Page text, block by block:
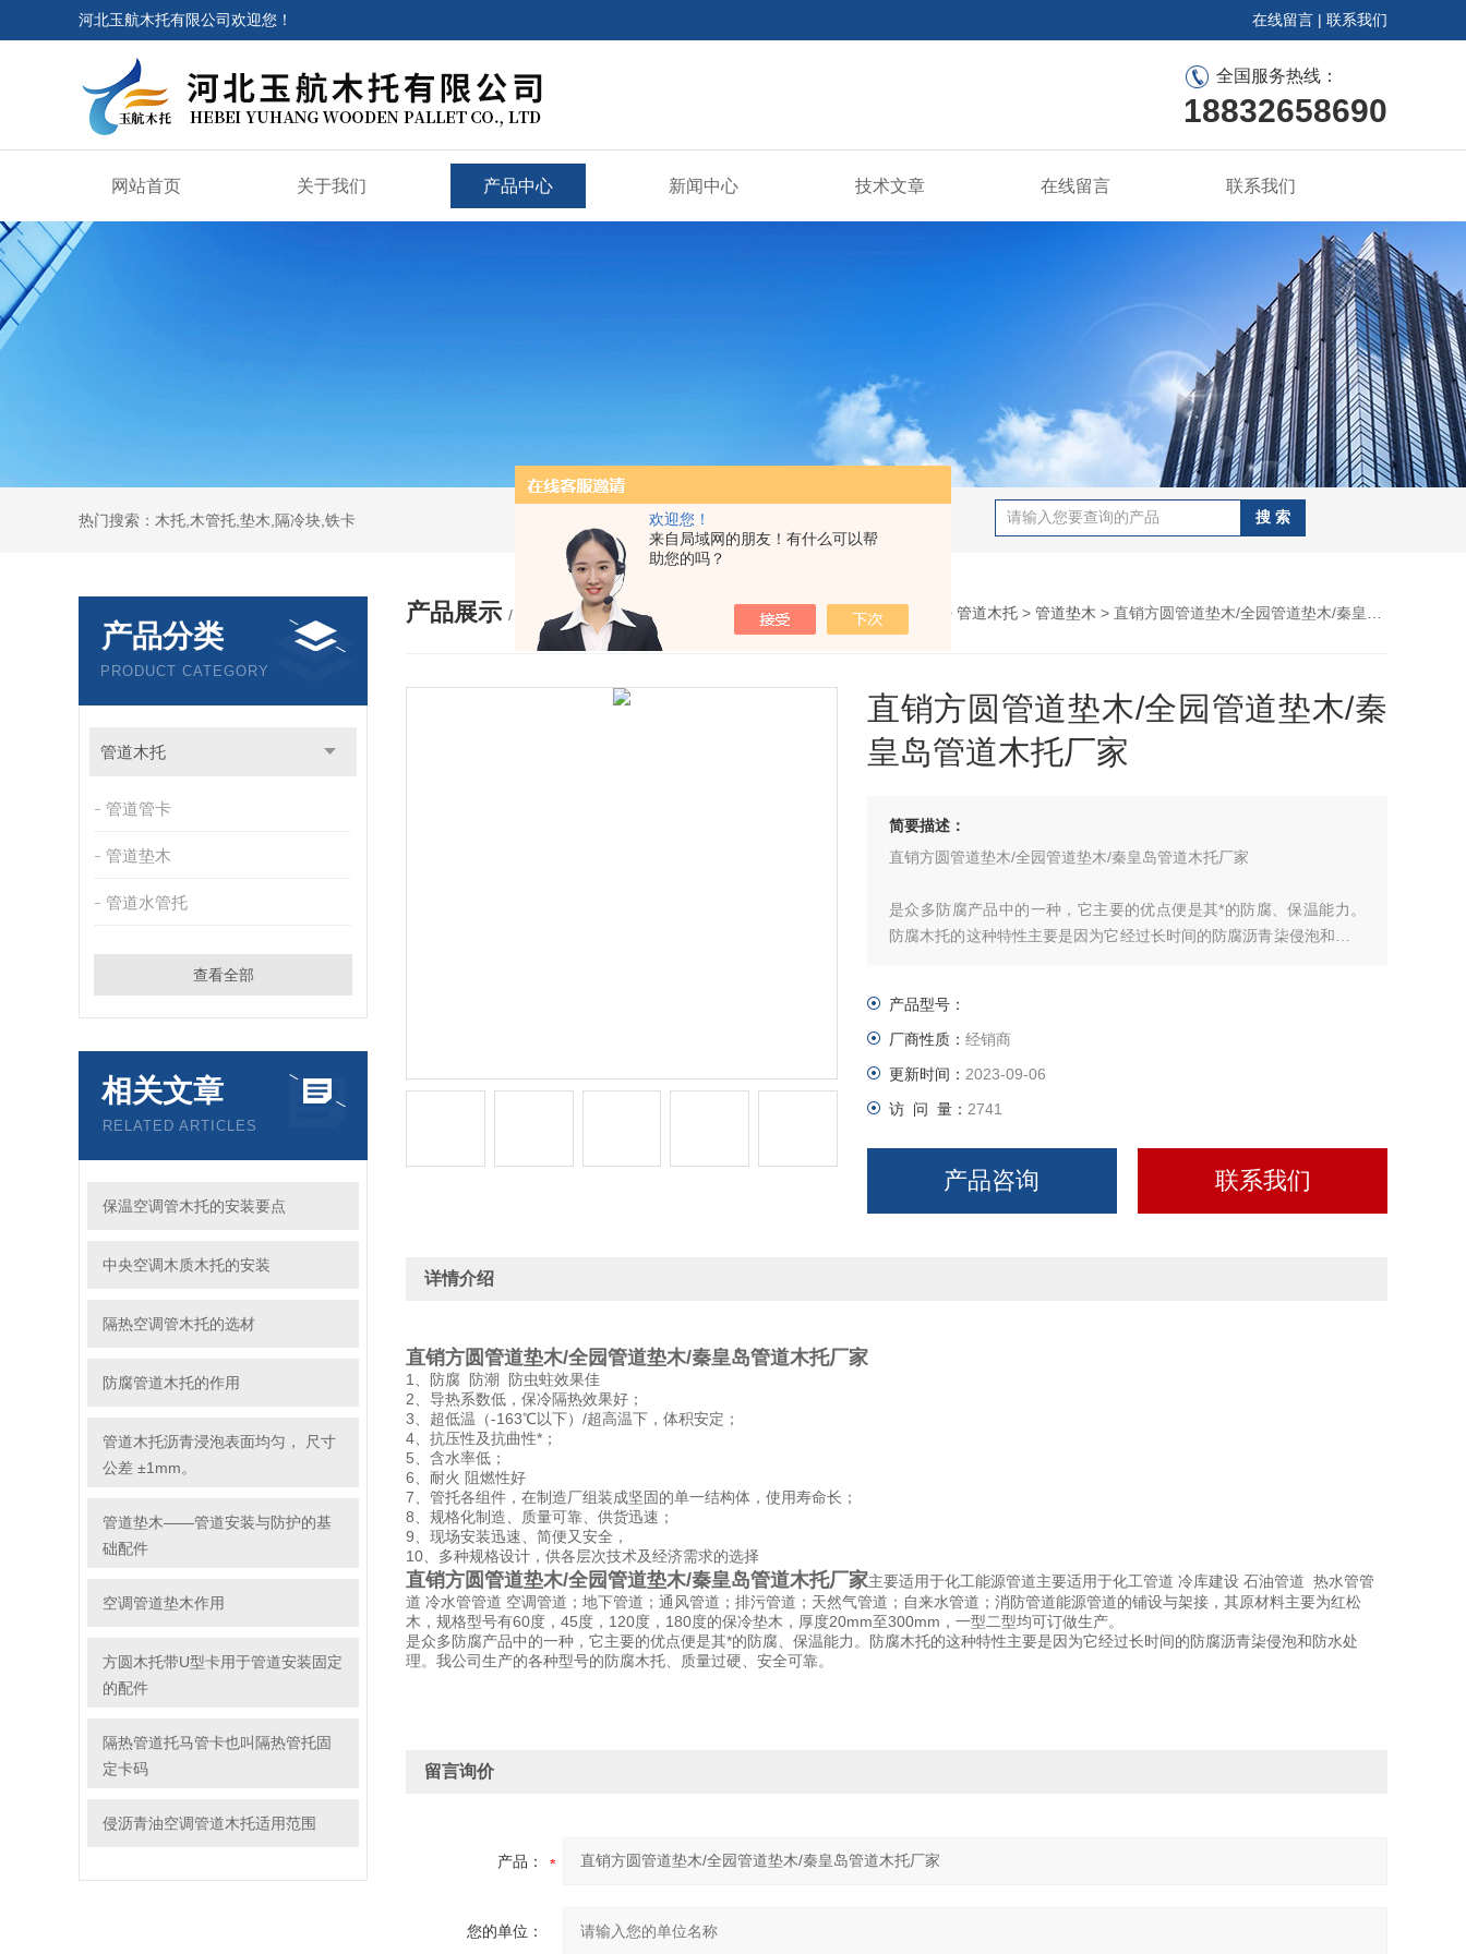
欢迎您！
来自局域网的朋友！有什么可以帮
助您的吗？
河北玉航木托有限公司欢迎您！ 在线留言 | 联系我们
全国服务热线：
18832658690
网站首页 关于我们 产品中心 新闻中心 技术文章 在线留言 联系我们
热门搜索：木托,木管托,垫木,隔冷块,铁卡
产品分类
PRODUCT CATEGORY
管道木托
管道管卡
管道垫木
管道水管托
查看全部
相关文章
RELATED ARTICLES
保温空调管木托的安装要点
中央空调木质木托的安装
隔热空调管木托的选材
防腐管道木托的作用
管道木托沥青浸泡表面均匀， 尺寸
公差 ±1mm。
管道垫木——管道安装与防护的基
础配件
空调管道垫木作用
方圆木托带U型卡用于管道安装固定
的配件
隔热管道托马管卡也叫隔热管托固
定卡码
侵沥青油空调管道木托适用范围
产品展示 / PRODUCTS 您的位置： 网站首页>产品展示 > 管道木托 > 管道垫木 > 直销方圆管道垫木/全园管道垫木/秦皇岛管道木托厂家
直销方圆管道垫木/全园管道垫木/秦
皇岛管道木托厂家
简要描述：
直销方圆管道垫木/全园管道垫木/秦皇岛管道木托厂家
是众多防腐产品中的一种，它主要的优点便是其*的防腐、保温能力。
防腐木托的这种特性主要是因为它经过长时间的防腐沥青柒侵泡和防水
产品型号：
厂商性质： 经销商
更新时间： 2023-09-06
访 问 量： 2741
产品咨询 联系我们
详情介绍
直销方圆管道垫木/全园管道垫木/秦皇岛管道木托厂家
1、防腐 防潮 防虫蛀效果佳
2、导热系数低，保冷隔热效果好；
3、超低温（-163℃以下）/超高温下，体积安定；
4、抗压性及抗曲性*；
5、含水率低；
6、耐火 阻燃性好
7、管托各组件，在制造厂组装成坚固的单一结构体，使用寿命长；
8、规格化制造、质量可靠、供货迅速；
9、现场安装迅速、简便又安全，
10、多种规格设计，供各层次技术及经济需求的选择
直销方圆管道垫木/全园管道垫木/秦皇岛管道木托厂家主要适用于化工能源管道主要适用于化工管道 冷库建设 石油管道 热水管管
道 冷水管管道 空调管道；地下管道；通风管道；排污管道；天然气管道；自来水管道；消防管道能源管道的铺设与架接，其原材料主要为红松
木，规格型号有60度，45度，120度，180度的保冷垫木，厚度20mm至300mm，一型二型均可订做生产。
是众多防腐产品中的一种，它主要的优点便是其*的防腐、保温能力。防腐木托的这种特性主要是因为它经过长时间的防腐沥青柒侵泡和防水处
理。我公司生产的各种型号的防腐木托、质量过硬、安全可靠。
留言询价
产品：
您的单位：